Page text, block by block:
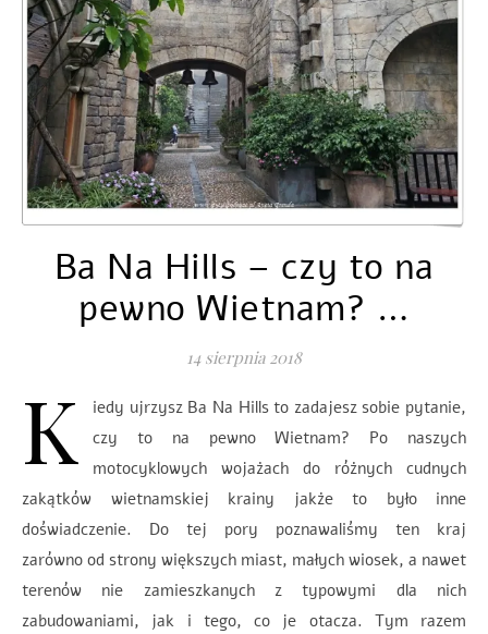
Ba Na Hills – czy to na
pewno Wietnam? …
14 sierpnia 2018
K
iedy ujrzysz Ba Na Hills to zadajesz sobie pytanie,
czy to na pewno Wietnam? Po naszych
motocyklowych wojażach do różnych cudnych
zakątków wietnamskiej krainy jakże to było inne
doświadczenie. Do tej pory poznawaliśmy ten kraj
zarówno od strony większych miast, małych wiosek, a nawet
terenów nie zamieszkanych z typowymi dla nich
zabudowaniami, jak i tego, co je otacza. Tym razem